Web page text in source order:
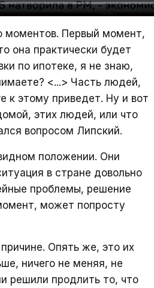
моментов. Первый момент,
она практически будет
по ипотеке, я не знаю,
<...> Часть людей,
к этому приведет. Ну и вот
этих людей, или что
вопросом Липский.
положении. Они
в стране довольно
проблемы, решение
может попросту
Опять же, это их
ничего не меняя, не
решили продлить то, что